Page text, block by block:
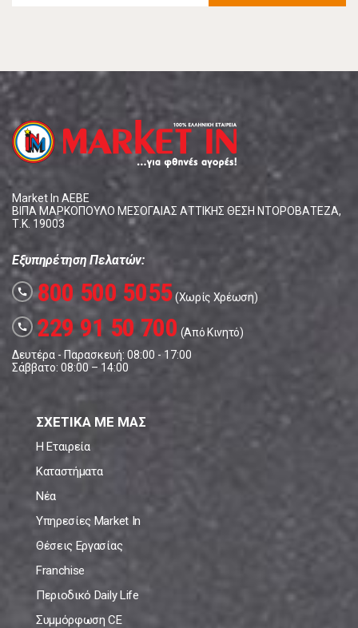
Market In ΑΕΒΕ
ΒΙΠΑ ΜΑΡΚΟΠΟΥΛΟ ΜΕΣΟΓΑΙΑΣ ΑΤΤΙΚΗΣ ΘΕΣΗ ΝΤΟΡΟΒΑΤΕΖΑ,
Τ.Κ. 19003
Εξυπηρέτηση Πελατών:
call 800 500 5055(Χωρίς Χρέωση)
call 229 91 50 700 (Από Κινητό)
Δευτέρα - Παρασκευή: 08:00 - 17:00
Σάββατο: 08:00 – 14:00
ΣΧΕΤΙΚΑ ΜΕ ΜΑΣ
Η Εταιρεία
Καταστήματα
Νέα
Υπηρεσίες Market In
Θέσεις Εργασίας
Franchise
Περιοδικό Daily Life
Συμμόρφωση CE